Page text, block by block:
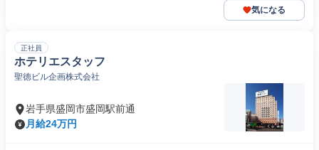
気になる
正社員
ホテリエスタッフ
聖徳ビル企画株式会社
岩手県盛岡市盛岡駅前通
月給24万円